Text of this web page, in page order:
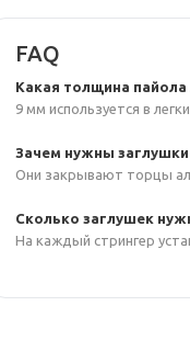
FAQ
Какая толщина
9 мм используется в
Зачем нужны заглушки
Они закрывают торцы
Сколько заглушек
На каждый стрингер